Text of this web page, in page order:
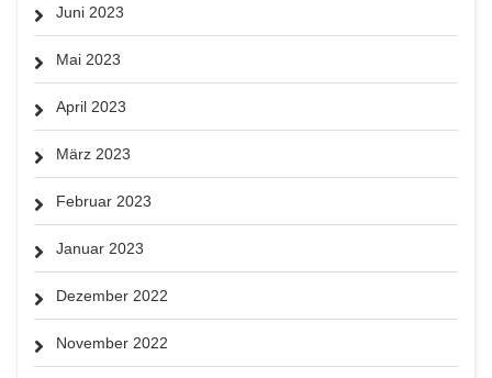
Juni 2023
Mai 2023
April 2023
März 2023
Februar 2023
Januar 2023
Dezember 2022
November 2022